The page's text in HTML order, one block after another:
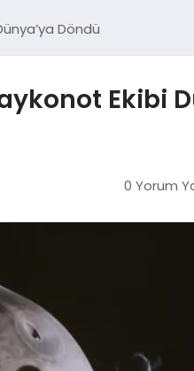
Döndü
Ekibi
0 Yorum